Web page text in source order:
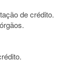
de crédito.